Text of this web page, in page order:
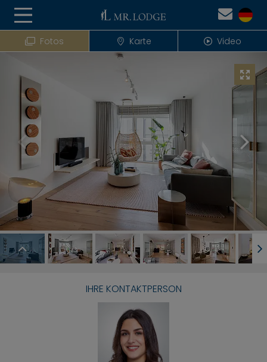
Fotos Karte Video
IHRE KONTAKTPERSON